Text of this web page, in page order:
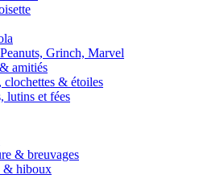
Grinch, Marvel
amitiés
clochettes & étoiles
lutins et fées
& breuvages
& hiboux